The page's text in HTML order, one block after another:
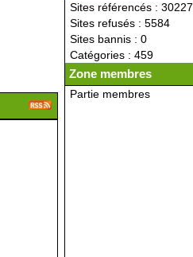
Sites référencés : 30227
Sites refusés : 5584
Sites bannis : 0
Catégories : 459
Zone membres
Partie membres